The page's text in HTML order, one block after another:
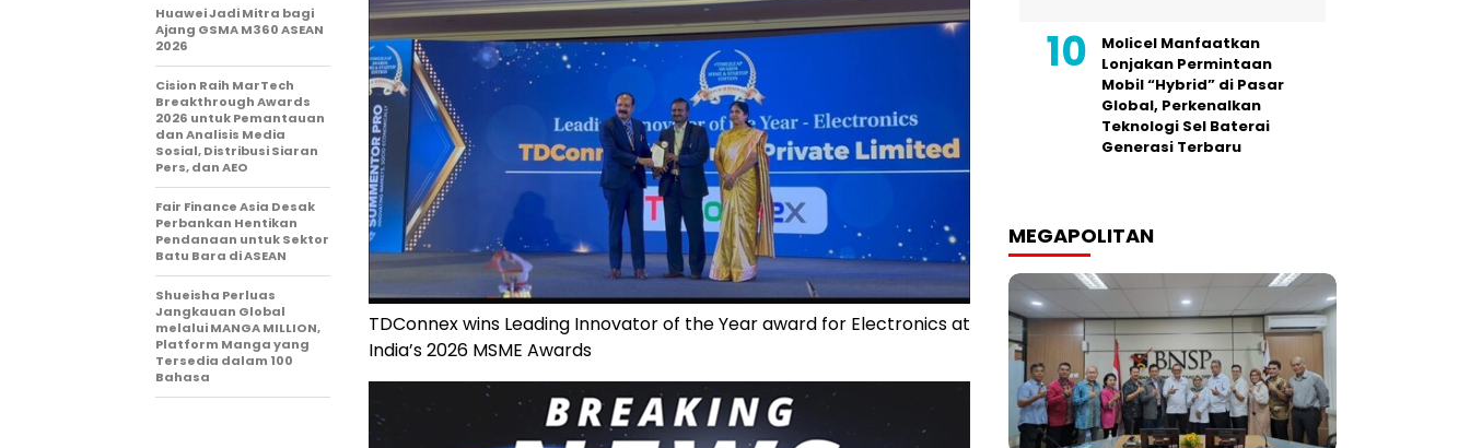
TDConnex wins Leading Innovator of the Year award for Electronics at
India’s 2026 MSME Awards
Huawei Jadi Mitra bagi
Ajang GSMA M360 ASEAN
2026
Cision Raih MarTech
Breakthrough Awards
2026 untuk Pemantauan
dan Analisis Media
Sosial, Distribusi Siaran
Pers, dan AEO
Fair Finance Asia Desak
Perbankan Hentikan
Pendanaan untuk Sektor
Batu Bara di ASEAN
Shueisha Perluas
Jangkauan Global
melalui MANGA MILLION,
Platform Manga yang
Tersedia dalam 100
Bahasa
Molicel Manfaatkan
Lonjakan Permintaan
Mobil “Hybrid” di Pasar
Global, Perkenalkan
Teknologi Sel Baterai
Generasi Terbaru
MEGAPOLITAN